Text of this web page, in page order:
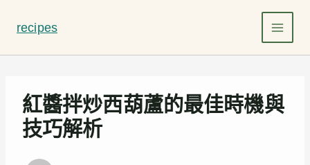
要
recipes
紅醬拌炒西葫蘆的最佳時機與
技巧解析